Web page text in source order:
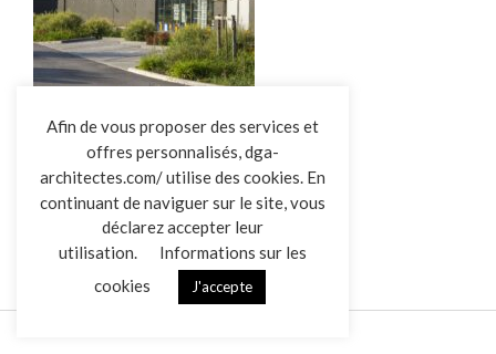
L’AGENCE
RÉALISATIONS
ACTUALITÉS
CONTACT
DGA-Herbignac
Afin de vous proposer des services et
offres personnalisés, dga-
architectes.com/ utilise des cookies. En
continuant de naviguer sur le site, vous
déclarez accepter leur
utilisation.
Informations sur les
cookies
J'accepte